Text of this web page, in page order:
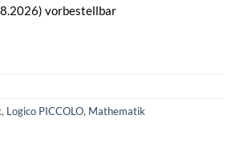
vorbestellbar
, Logico PICCOLO, Mathematik